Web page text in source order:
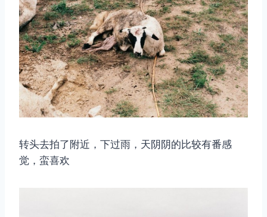
转头去拍了附近，下过雨，天阴阴的比较有番感
觉，蛮喜欢